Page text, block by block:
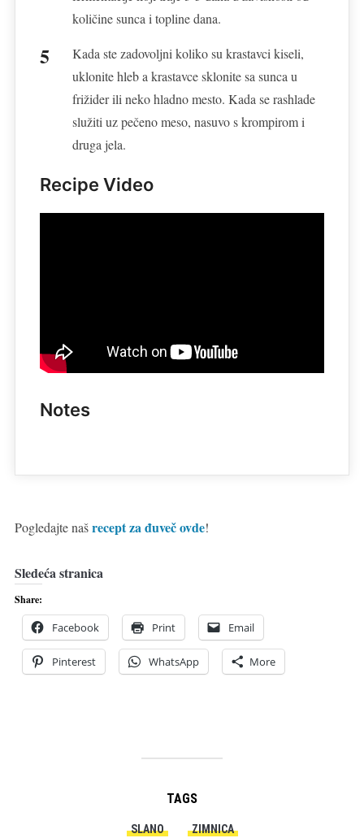
količine sunca i topline dana.
Kada ste zadovoljni koliko su krastavci kiseli,
uklonite hleb a krastavce sklonite sa sunca u
frižider ili neko hladno mesto. Kada se rashlade
služiti uz pečeno meso, nasuvo s krompirom i
druga jela.
Recipe Video
Notes
Pogledajte našrecept za đuveč ovde!
Sledeća stranica
Share:
Facebook Print Email
Pinterest WhatsApp More
TAGS
SLANO ZIMNICA